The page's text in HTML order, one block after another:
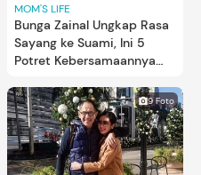
MOM'S LIFE
Bunga Zainal Ungkap Rasa
Sayang ke Suami, Ini 5
Potret Kebersamaannya
9 Foto